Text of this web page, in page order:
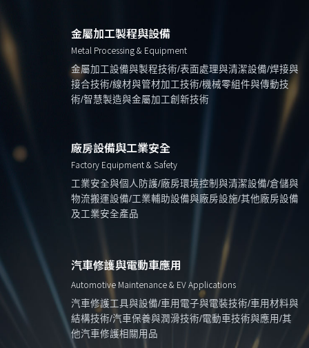
金屬加工製程與設備
Metal Processing & Equipment
金屬加工設備與製程技術/表面處理與清潔設備/焊接與
接合技術/線材與管材加工技術/機械零組件與傳動技
術/智慧製造與金屬加工創新技術
廠房設備與工業安全
Factory Equipment & Safety
工業安全與個人防護/廠房環境控制與清潔設備/倉儲與
物流搬運設備/工業輔助設備與廠房設施/其他廠房設備
及工業安全產品
汽車修護與電動車應用
Automotive Maintenance & EV Applications
汽車修護工具與設備/車用電子與電裝技術/車用材料與
結構技術/汽車保養與潤滑技術/電動車技術與應用/其
他汽車修護相關用品